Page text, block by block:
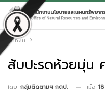
หน้าหลัก
สับปะรดห้วยมุ่น
โดย กลุ่มติดตามฯ กตป. เมื่อ